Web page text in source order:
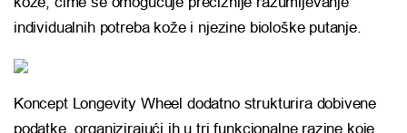
individualnih potreba kože i njezine biološke putanje.
Koncept Longevity Wheel dodatno strukturira dobivene
podatke, organizirajući ih u tri funkcionalne razine koje